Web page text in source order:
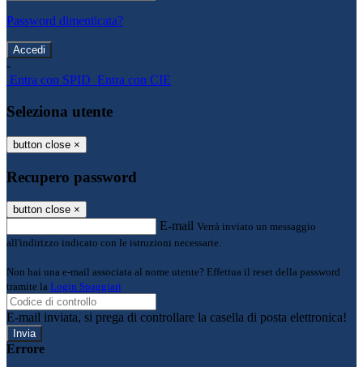
Password dimenticata?
-
Entra con SPID Entra con CIE
Seleziona utente
button close ×
Recupero password
button close ×
E-mail Verrà inviato un messaggio
all'indirizzo indicato con le istruzioni necessarie.
Non hai una e-mail associata al nome utente? Effettua il reset della password
tramite la Login Spaggiari
E-mail inviata, si prega di controllare la casella di posta elettronica!
Errore